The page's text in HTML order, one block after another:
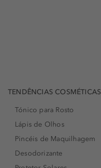
TENDÊNCIAS COSMÉTICAS
Tónico para Rosto
Lápis de Olhos
Pincéis de Maquilhagem
Desodorizante